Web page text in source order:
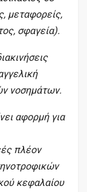
μεταφορείς,
σφαγεία).
νοσημάτων.
αφορμή για
πλέον
κεφαλαίου